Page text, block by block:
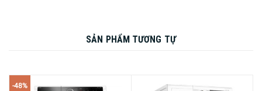
SẢN PHẨM TƯƠNG TỰ
-48%